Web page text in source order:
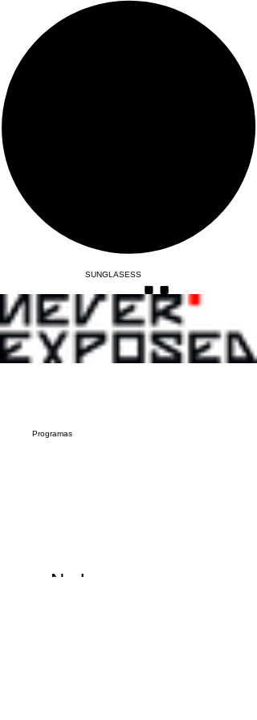
SUNGLASESS
Programas
No hay programas